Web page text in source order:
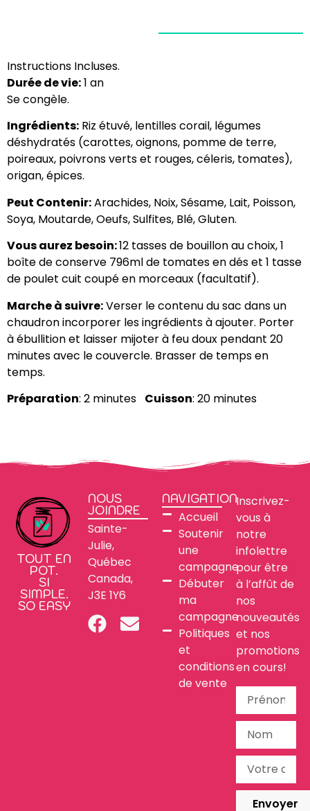
Instructions Incluses.
Durée de vie:1 an
Se congèle.
Ingrédients: Riz étuvé, lentilles corail, légumes
déshydratés (carottes, oignons, pomme de terre,
poireaux, poivrons verts et rouges, céleris, tomates),
origan, épices.
Peut Contenir:Arachides, Noix, Sésame, Lait, Poisson,
Soya, Moutarde, Oeufs, Sulfites, Blé, Gluten.
Vous aurez besoin:12 tasses de bouillon au choix, 1
boîte de conserve 796ml de tomates en dés et 1 tasse
de poulet cuit coupé en morceaux (facultatif).
Marche à suivre:Verser le contenu du sac dans un
chaudron incorporer les ingrédients à ajouter. Porter
à ébullition et laisser mijoter à feu doux pendant 20
minutes avec le couvercle. Brasser de temps en
temps.
Préparation: 2 minutes Cuisson: 20 minutes
TOUT EN
POT.
SI
SIMPLE.
SO EASY
NOUS
JOINDRE
Sainte-
Julie,
Québec
Canada,
J3E 1Y6
NAVIGATION
Accueil
Soutenir
une
campagne
Débuter
ma
campagne
Politiques
et
conditions
de vente
Inscrivez-
vous à
notre
infolettre
pour être
à l’affût de
nos
nouveautés
et nos
promotions
en cours!
Envoyer